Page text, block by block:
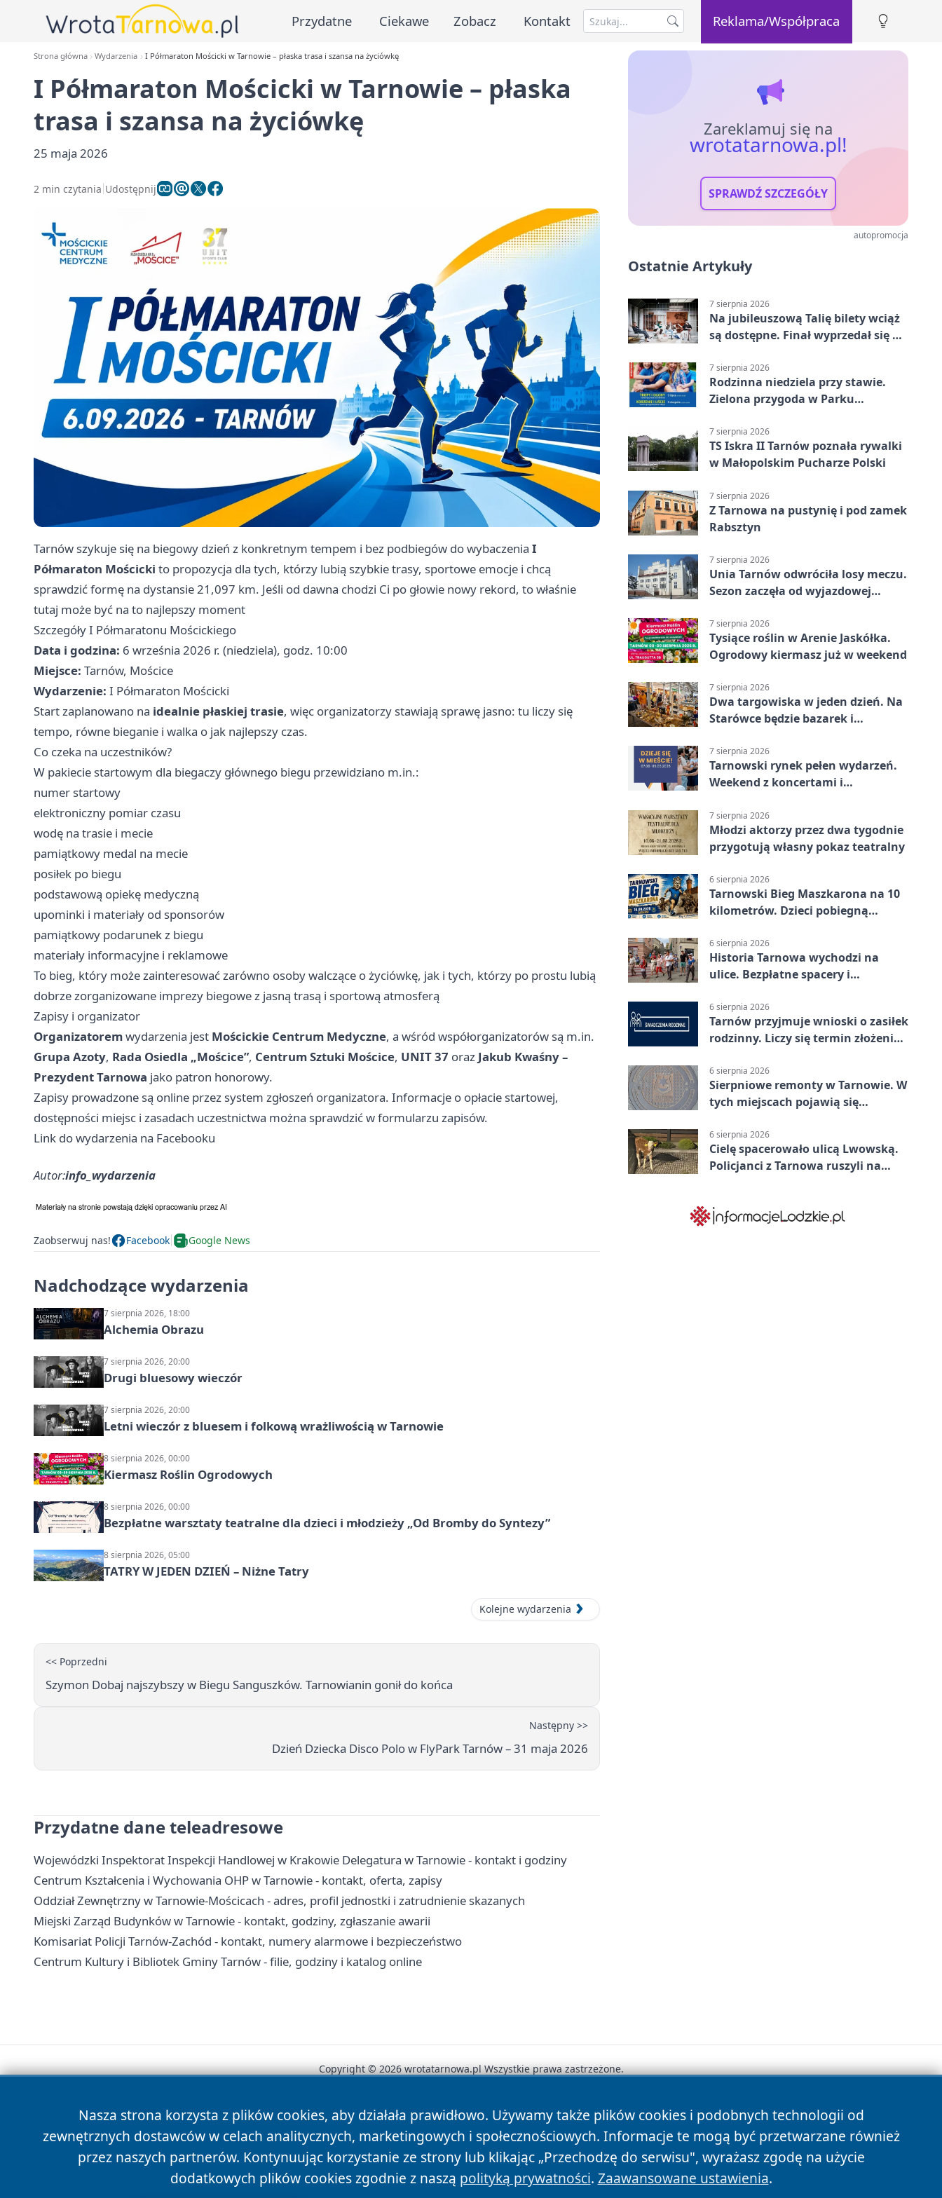
Przydatne Ciekawe Zobacz Kontakt Reklama/Współpraca
Strona główna Wydarzenia I Półmaraton Mościcki w Tarnowie – płaska trasa i szansa na życiówkę
I Półmaraton Mościcki w Tarnowie – płaska
trasa i szansa na życiówkę
25 maja 2026
2 min czytania Udostępnij
Tarnów szykuje się na biegowy dzień z konkretnym tempem i bez podbiegów do wybaczenia I
Półmaraton Mościcki to propozycja dla tych, którzy lubią szybkie trasy, sportowe emocje i chcą
sprawdzić formę na dystansie 21,097 km. Jeśli od dawna chodzi Ci po głowie nowy rekord, to właśnie
tutaj może być na to najlepszy moment
Szczegóły I Półmaratonu Mościckiego
Data i godzina: 6 września 2026 r. (niedziela), godz. 10:00
Miejsce: Tarnów, Mościce
Wydarzenie: I Półmaraton Mościcki
Start zaplanowano na idealnie płaskiej trasie, więc organizatorzy stawiają sprawę jasno: tu liczy się
tempo, równe bieganie i walka o jak najlepszy czas.
Co czeka na uczestników?
W pakiecie startowym dla biegaczy głównego biegu przewidziano m.in.:
numer startowy
elektroniczny pomiar czasu
wodę na trasie i mecie
pamiątkowy medal na mecie
posiłek po biegu
podstawową opiekę medyczną
upominki i materiały od sponsorów
pamiątkowy podarunek z biegu
materiały informacyjne i reklamowe
To bieg, który może zainteresować zarówno osoby walczące o życiówkę, jak i tych, którzy po prostu lubią
dobrze zorganizowane imprezy biegowe z jasną trasą i sportową atmosferą
Zapisy i organizator
Organizatoremwydarzenia jest Mościckie Centrum Medyczne, a wśród współorganizatorów są m.in.
Grupa Azoty, Rada Osiedla „Mościce”, Centrum Sztuki Mościce, UNIT 37 oraz Jakub Kwaśny –
Prezydent Tarnowa jako patron honorowy.
Zapisy prowadzone są online przez system zgłoszeń organizatora. Informacje o opłacie startowej,
dostępności miejsc i zasadach uczestnictwa można sprawdzić w formularzu zapisów.
Link do wydarzenia na Facebooku
Autor:info_wydarzenia
Zaobserwuj nas! Facebook Google News
Nadchodzące wydarzenia
7 sierpnia 2026, 18:00
Alchemia Obrazu
7 sierpnia 2026, 20:00
Drugi bluesowy wieczór
7 sierpnia 2026, 20:00
Letni wieczór z bluesem i folkową wrażliwością w Tarnowie
8 sierpnia 2026, 00:00
Kiermasz Roślin Ogrodowych
8 sierpnia 2026, 00:00
Bezpłatne warsztaty teatralne dla dzieci i młodzieży „Od Bromby do Syntezy”
8 sierpnia 2026, 05:00
TATRY W JEDEN DZIEŃ – Niżne Tatry
Kolejne wydarzenia
<< Poprzedni
Szymon Dobaj najszybszy w Biegu Sanguszków. Tarnowianin gonił do końca
Następny >>
Dzień Dziecka Disco Polo w FlyPark Tarnów – 31 maja 2026
Przydatne dane teleadresowe
Wojewódzki Inspektorat Inspekcji Handlowej w Krakowie Delegatura w Tarnowie - kontakt i godziny
Centrum Kształcenia i Wychowania OHP w Tarnowie - kontakt, oferta, zapisy
Oddział Zewnętrzny w Tarnowie-Mościcach - adres, profil jednostki i zatrudnienie skazanych
Miejski Zarząd Budynków w Tarnowie - kontakt, godziny, zgłaszanie awarii
Komisariat Policji Tarnów-Zachód - kontakt, numery alarmowe i bezpieczeństwo
Centrum Kultury i Bibliotek Gminy Tarnów - filie, godziny i katalog online
Zareklamuj się na
wrotatarnowa.pl!
SPRAWDŹ SZCZEGÓŁY
autopromocja
Ostatnie Artykuły
7 sierpnia 2026
Na jubileuszową Talię bilety wciąż
są dostępne. Finał wyprzedał się w
7 sierpnia 2026
Rodzinna niedziela przy stawie.
Zielona przygoda w Parku
7 sierpnia 2026
TS Iskra II Tarnów poznała rywalki
w Małopolskim Pucharze Polski
7 sierpnia 2026
Z Tarnowa na pustynię i pod zamek
Rabsztyn
7 sierpnia 2026
Unia Tarnów odwróciła losy meczu.
Sezon zaczęła od wyjazdowej
7 sierpnia 2026
Tysiące roślin w Arenie Jaskółka.
Ogrodowy kiermasz już w weekend
7 sierpnia 2026
Dwa targowiska w jeden dzień. Na
Starówce będzie bazarek i
7 sierpnia 2026
Tarnowski rynek pełen wydarzeń.
Weekend z koncertami i
7 sierpnia 2026
Młodzi aktorzy przez dwa tygodnie
przygotują własny pokaz teatralny
6 sierpnia 2026
Tarnowski Bieg Maszkarona na 10
kilometrów. Dzieci pobiegną
6 sierpnia 2026
Historia Tarnowa wychodzi na
ulice. Bezpłatne spacery i
6 sierpnia 2026
Tarnów przyjmuje wnioski o zasiłek
rodzinny. Liczy się termin złożenia
6 sierpnia 2026
Sierpniowe remonty w Tarnowie. W
tych miejscach pojawią się
6 sierpnia 2026
Cielę spacerowało ulicą Lwowską.
Policjanci z Tarnowa ruszyli na
Nasza strona korzysta z plików cookies, aby działała prawidłowo. Używamy także plików cookies i podobnych technologii od
zewnętrznych dostawców w celach analitycznych, marketingowych i społecznościowych. Informacje te mogą być przetwarzane również
przez naszych partnerów. Kontynuując korzystanie ze strony lub klikając „Przechodzę do serwisu", wyrażasz zgodę na użycie
dodatkowych plików cookies zgodnie z naszą polityką prywatności. Zaawansowane ustawienia.
Copyright © 2026 wrotatarnowa.pl Wszystkie prawa zastrzeżone.
News Autorzy Polityka Prywatności Polityka Cookies